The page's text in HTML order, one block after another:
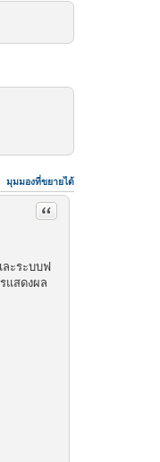
มุมมองที่ขยายได้
อ้างคำพูด mdsoft-
ะระบบฟ
แสดงผล